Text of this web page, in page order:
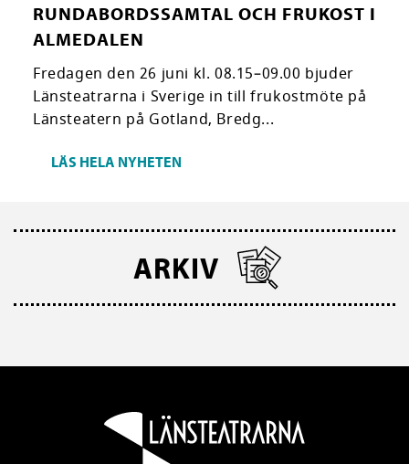
RUNDABORDSSAMTAL OCH FRUKOST I
ALMEDALEN
Fredagen den 26 juni kl. 08.15–09.00 bjuder
Länsteatrarna i Sverige in till frukostmöte på
Länsteatern på Gotland, Bredg...
LÄS HELA NYHETEN
ARKIV